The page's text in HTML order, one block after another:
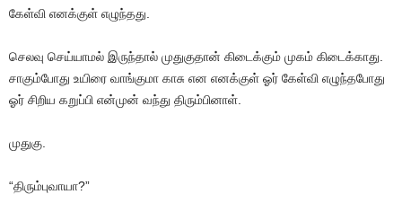
கேள்வி எனக்குள் எழுந்தது.
செலவு செய்யாமல் இருந்தால் முதுகுதான் கிடைக்கும் முகம் கிடைக்காது.
சாகும்போது உயிரை வாங்குமா காசு என எனக்குள் ஓர் கேள்வி எழுந்தபோது
ஓர் சிறிய கறுப்பி என்முன் வந்து திரும்பினாள்.
முதுகு.
“திரும்புவாயா?”